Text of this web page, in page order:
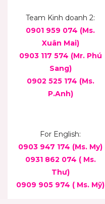
Team Kinh doanh 2:
0901 959 074 (Ms.
Xuân Mai)
0903 117 574 (Mr. Phú
Sang)
0902 525 174 (Ms.
P.Anh)
For English:
0903 947 174 (Ms. My)
0931 862 074 ( Ms.
Thư)
0909 905 974 ( Ms. Mỹ)